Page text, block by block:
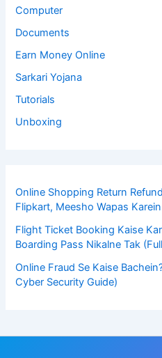
Computer
Documents
Earn Money Online
Sarkari Yojana
Tutorials
Unboxing
Online Shopping Return
Flipkart, Meesho Wapas
Flight Ticket Booking Kaise
Boarding Pass Nikalne Tak
Online Fraud Se Kaise
Cyber Security Guide)